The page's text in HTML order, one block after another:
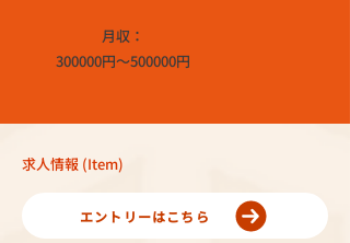
月収：
300000円～500000円
求人情報 (Item)
エントリーはこちら